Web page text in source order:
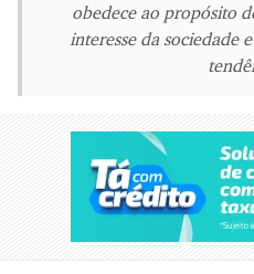
obedece ao propósito
interesse da sociedade